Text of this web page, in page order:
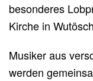
besonderes
Kirche in
Musiker aus
werden